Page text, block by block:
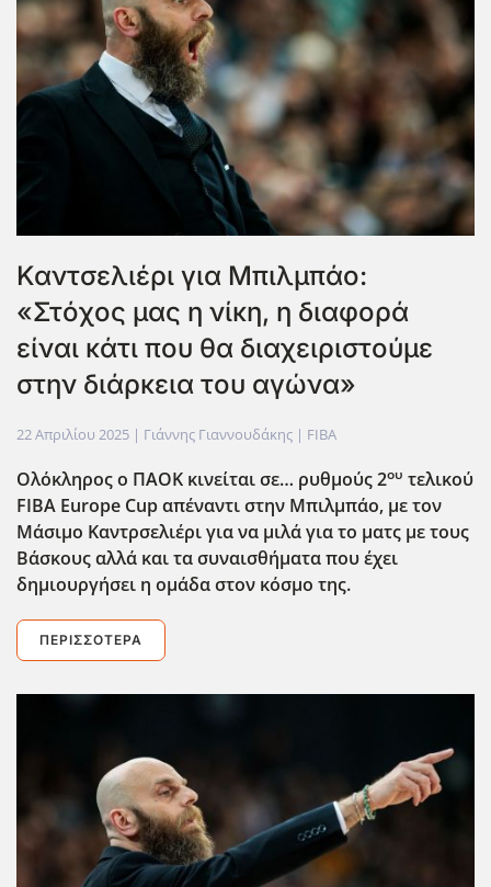
Καντσελιέρι για Μπιλμπάο:
«Στόχος μας η νίκη, η διαφορά
είναι κάτι που θα διαχειριστούμε
στην διάρκεια του αγώνα»
22 Απριλίου 2025 | Γιάννης Γιαννουδάκης | FIBA
Ολόκληρος ο ΠΑΟΚ κινείται σε… ρυθμούς 2ου τελικού
FIBA Europe Cupαπέναντι στην Μπιλμπάο, με τον
Μάσιμο Καντρσελιέρι για να μιλά για το ματς με τους
Βάσκους αλλά και τα συναισθήματα που έχει
δημιουργήσει η ομάδα στον κόσμο της.
ΠΕΡΙΣΣΌΤΕΡΑ